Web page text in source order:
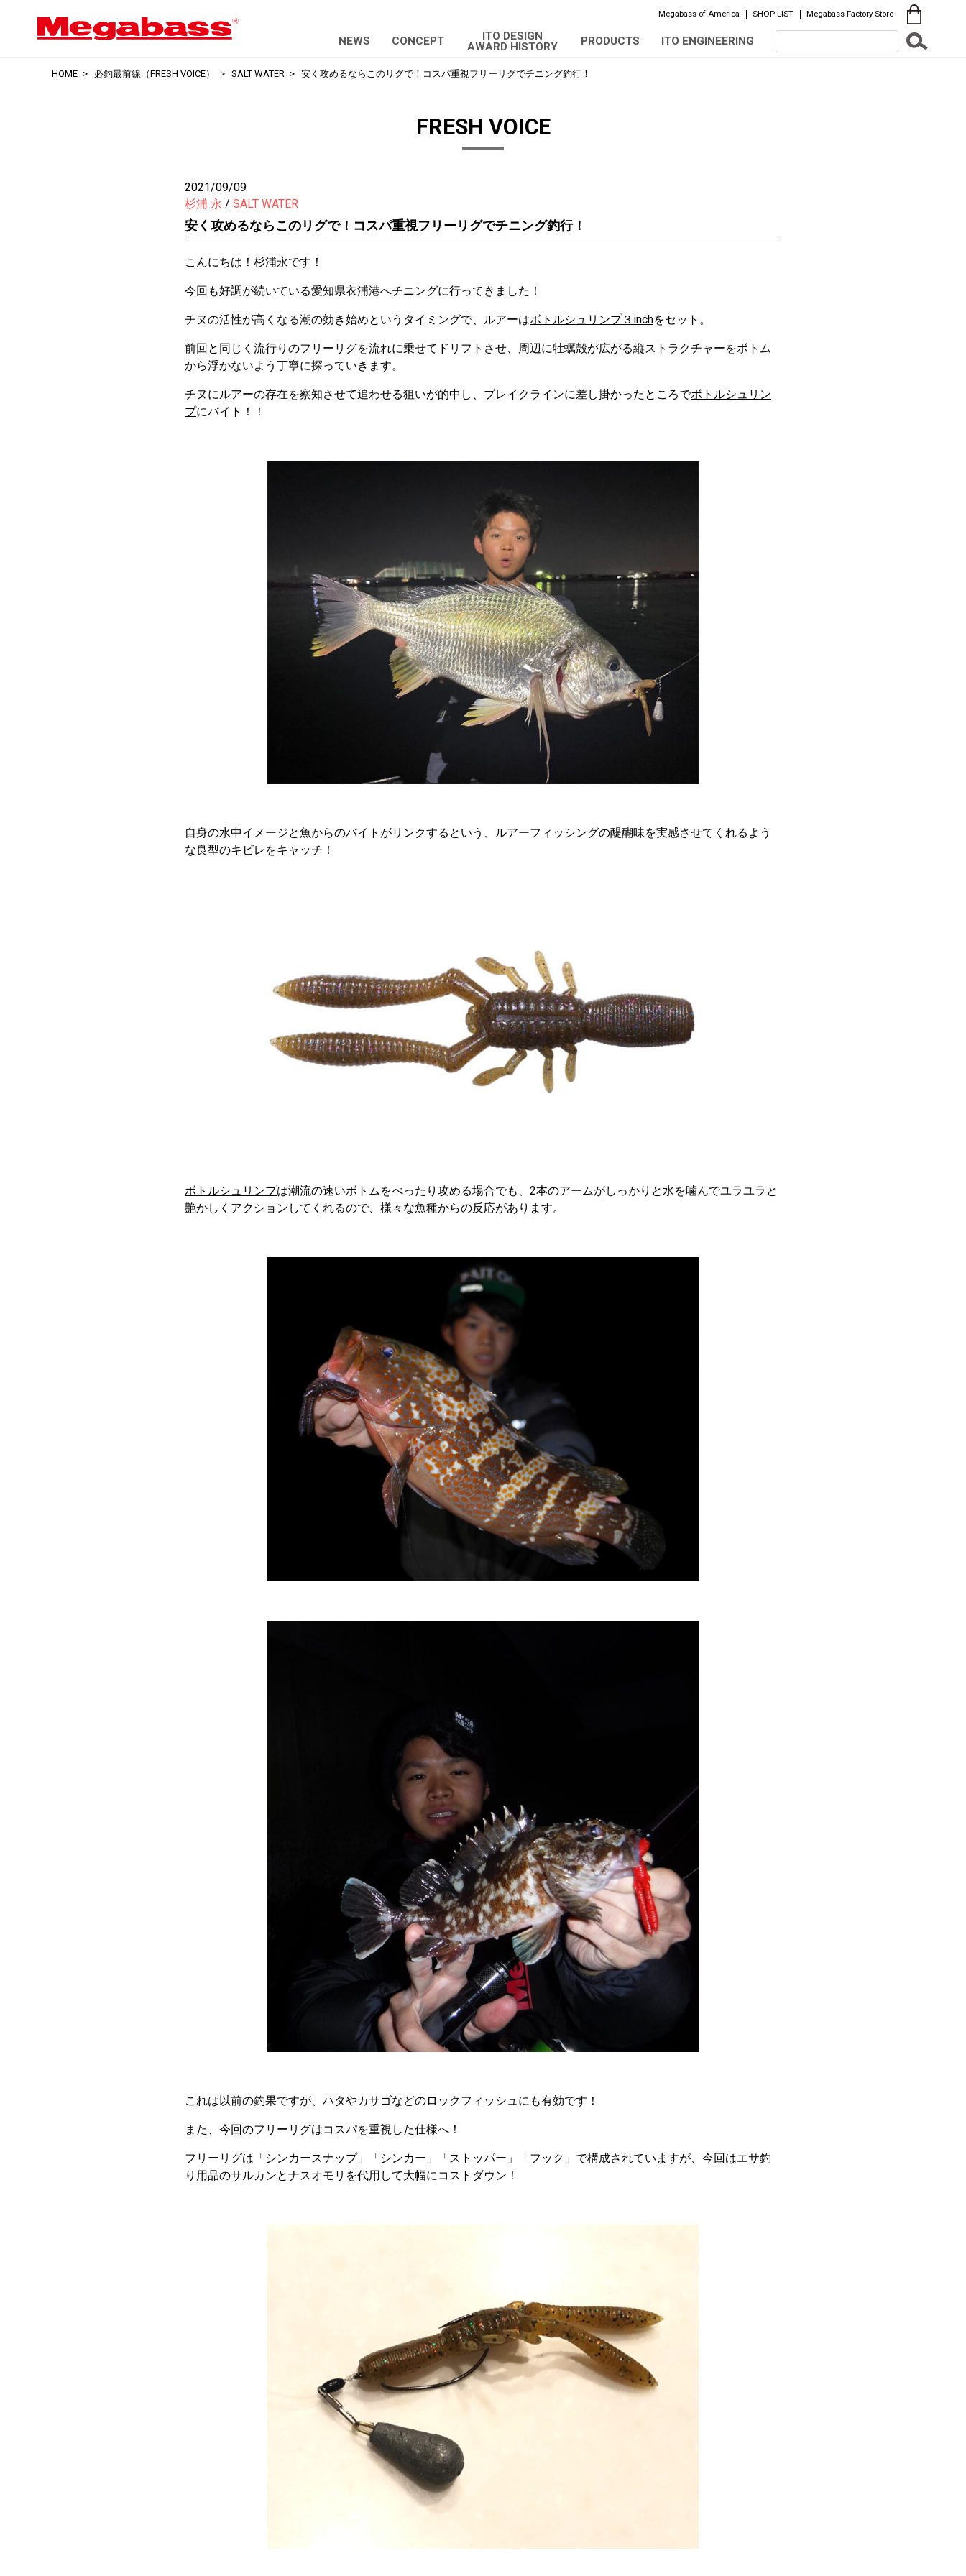
Megabass of America SHOP LIST Megabass Factory Store
NEWS CONCEPT
ITO DESIGN
AWARD HISTORY
PRODUCTS ITO ENGINEERING
HOME 必釣最前線（FRESH VOICE） SALT WATER 安く攻めるならこのリグで！コスパ重視フリーリグでチニング釣行！
FRESH VOICE
2021/09/09
杉浦 永
SALT WATER
安く攻めるならこのリグで！コスパ重視フリーリグでチニング釣行！
こんにちは！杉浦永です！
今回も好調が続いている愛知県衣浦港へチニングに行ってきました！
チヌの活性が高くなる潮の効き始めというタイミングで、ルアーはボトルシュリンプ３inchをセット。
前回と同じく流行りのフリーリグを流れに乗せてドリフトさせ、周辺に牡蠣殻が広がる縦ストラクチャーをボトム
から浮かないよう丁寧に探っていきます。
チヌにルアーの存在を察知させて追わせる狙いが的中し、ブレイクラインに差し掛かったところでボトルシュリン
プにバイト！！
自身の水中イメージと魚からのバイトがリンクするという、ルアーフィッシングの醍醐味を実感させてくれるよう
な良型のキビレをキャッチ！
ボトルシュリンプは潮流の速いボトムをべったり攻める場合でも、2本のアームがしっかりと水を噛んでユラユラと
艶かしくアクションしてくれるので、様々な魚種からの反応があります。
これは以前の釣果ですが、ハタやカサゴなどのロックフィッシュにも有効です！
また、今回のフリーリグはコスパを重視した仕様へ！
フリーリグは「シンカースナップ」「シンカー」「ストッパー」「フック」で構成されていますが、今回はエサ釣
り用品のサルカンとナスオモリを代用して大幅にコストダウン！